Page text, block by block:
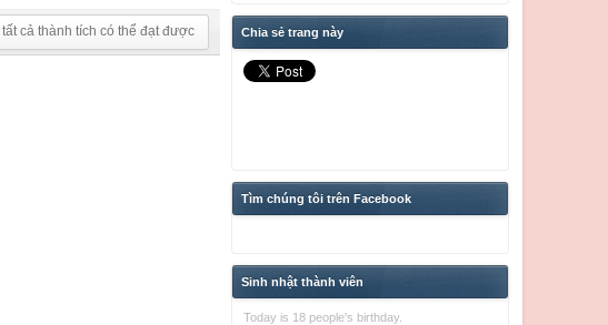
cả thành tích có thể đạt được Chia sẻ trang này
Tìm chúng tôi trên Facebook
Sinh nhật thành viên
Today is 18 people's birthday.